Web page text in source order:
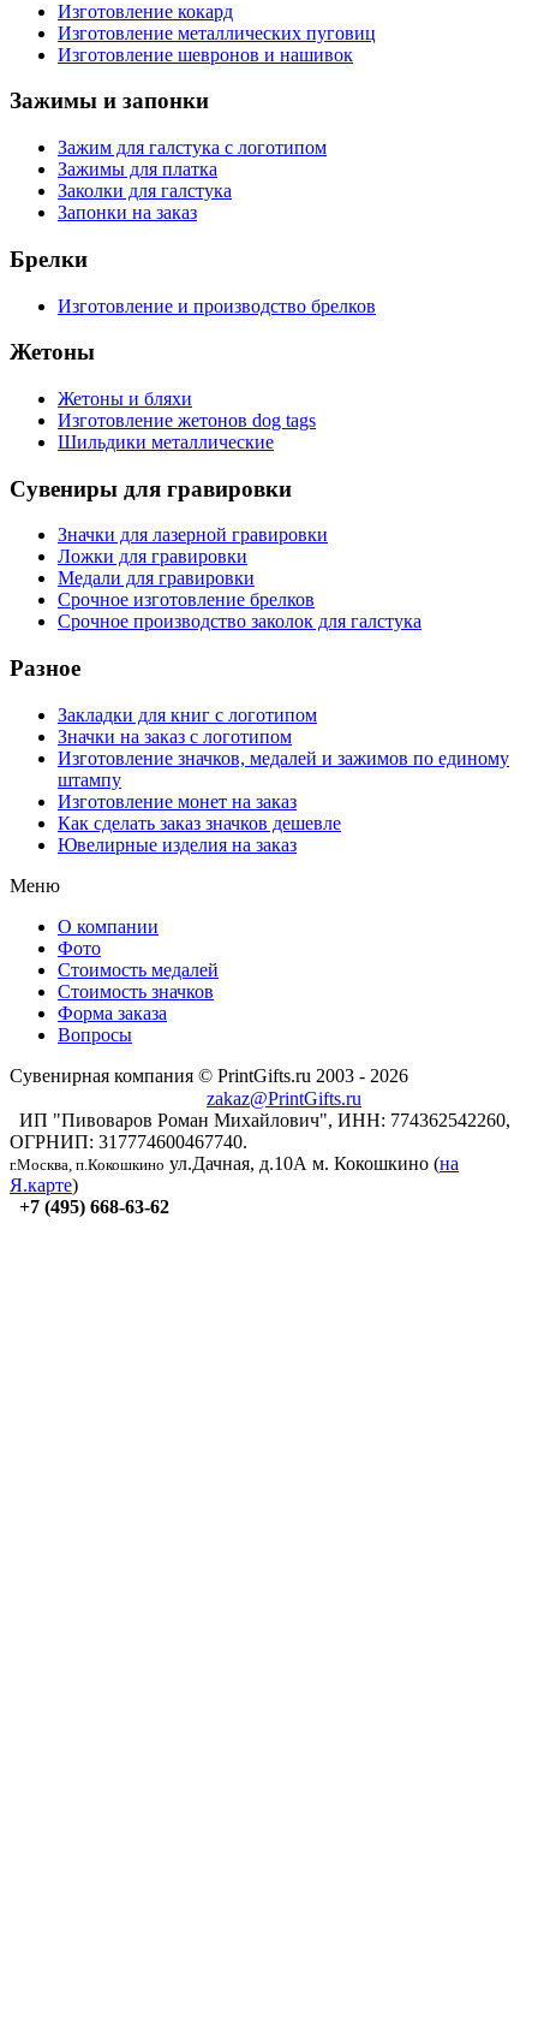
Изготовление кокард
Изготовление металлических пуговиц
Изготовление шевронов и нашивок
Зажимы и запонки
Зажим для галстука с логотипом
Зажимы для платка
Заколки для галстука
Запонки на заказ
Брелки
Изготовление и производство брелков
Жетоны
Жетоны и бляхи
Изготовление жетонов dog tags
Шильдики металлические
Сувениры для гравировки
Значки для лазерной гравировки
Ложки для гравировки
Медали для гравировки
Срочное изготовление брелков
Срочное производство заколок для галстука
Разное
Закладки для книг с логотипом
Значки на заказ с логотипом
Изготовление значков, медалей и зажимов по единому
штампу
Изготовление монет на заказ
Как сделать заказ значков дешевле
Ювелирные изделия на заказ
Меню
О компании
Фото
Стоимость медалей
Стоимость значков
Форма заказа
Вопросы
Сувенирная компания © PrintGifts.ru 2003 - 2026
zakaz@PrintGifts.ru
ИП "Пивоваров Роман Михайлович", ИНН: 774362542260,
ОГРНИП: 317774600467740.
г.Москва, п.Кокошкино ул.Дачная, д.10А м. Кокошкино (на
Я.карте)
+7 (495) 668-63-62